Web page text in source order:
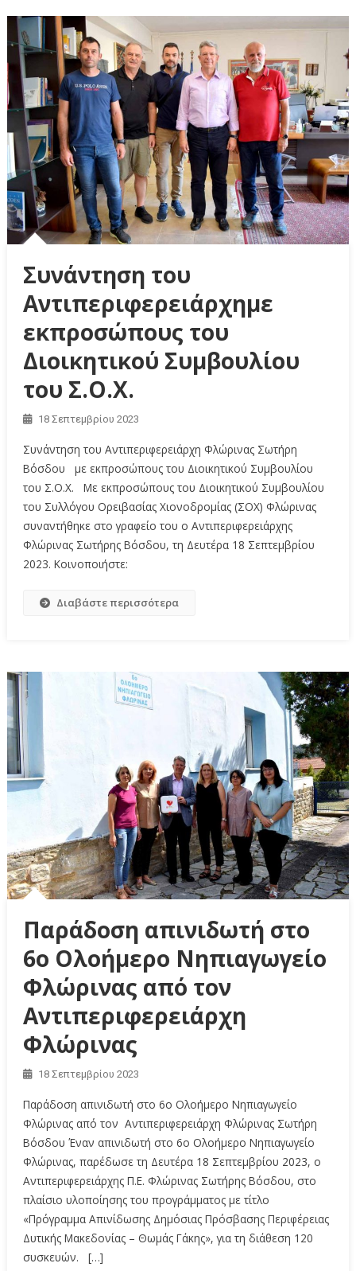
Συνάντηση του
Αντιπεριφερειάρχημε
εκπροσώπους του
Διοικητικού Συμβουλίου
του Σ.Ο.Χ.
18 Σεπτεμβρίου 2023
Συνάντηση του Αντιπεριφερειάρχη Φλώρινας Σωτήρη
Βόσδου με εκπροσώπους του Διοικητικού Συμβουλίου
του Σ.Ο.Χ. Με εκπροσώπους του Διοικητικού Συμβουλίου
του Συλλόγου Ορειβασίας Χιονοδρομίας (ΣΟΧ) Φλώρινας
συναντήθηκε στο γραφείο του ο Αντιπεριφερειάρχης
Φλώρινας Σωτήρης Βόσδου, τη Δευτέρα 18 Σεπτεμβρίου
2023. Κοινοποιήστε:
Διαβάστε περισσότερα
Παράδοση απινιδωτή στο
6ο Ολοήμερο Νηπιαγωγείο
Φλώρινας από τον
Αντιπεριφερειάρχη
Φλώρινας
18 Σεπτεμβρίου 2023
Παράδοση απινιδωτή στο 6ο Ολοήμερο Νηπιαγωγείο
Φλώρινας από τον Αντιπεριφερειάρχη Φλώρινας Σωτήρη
Βόσδου Έναν απινιδωτή στο 6ο Ολοήμερο Νηπιαγωγείο
Φλώρινας, παρέδωσε τη Δευτέρα 18 Σεπτεμβρίου 2023, ο
Αντιπεριφερειάρχης Π.Ε. Φλώρινας Σωτήρης Βόσδου, στο
πλαίσιο υλοποίησης του προγράμματος με τίτλο
«Πρόγραμμα Απινίδωσης Δημόσιας Πρόσβασης Περιφέρειας
Δυτικής Μακεδονίας – Θωμάς Γάκης», για τη διάθεση 120
συσκευών. […]